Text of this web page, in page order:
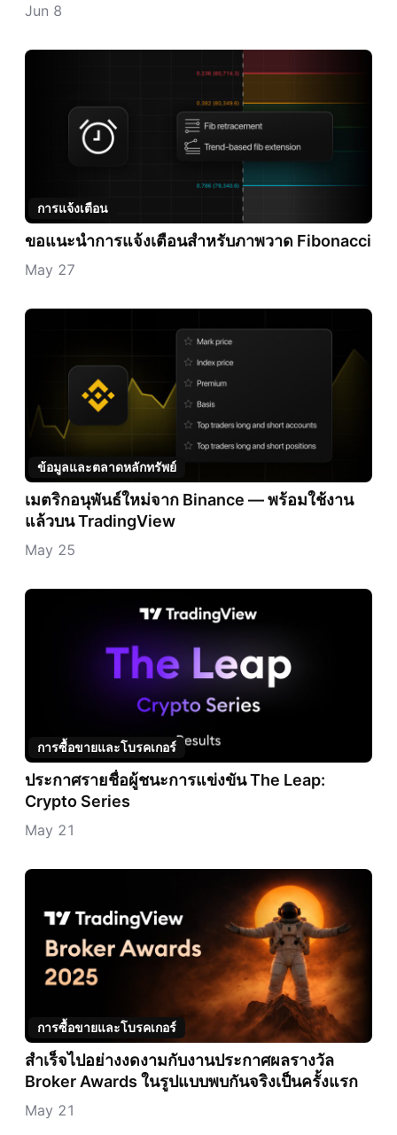
Jun 8
การแจ้งเตือน
ขอแนะนำการแจ้งเตือนสำหรับภาพวาด Fibonacci
May 27
ข้อมูลและตลาดหลักทรัพย์
เมตริกอนุพันธ์ใหม่จาก Binance — พร้อมใช้งาน
แล้วบน TradingView
May 25
การซื้อขายและโบรคเกอร์
ประกาศรายชื่อผู้ชนะการแข่งขัน The Leap:
Crypto Series
May 21
การซื้อขายและโบรคเกอร์
สำเร็จไปอย่างงดงามกับงานประกาศผลรางวัล
Broker Awards ในรูปแบบพบกันจริงเป็นครั้งแรก
May 21